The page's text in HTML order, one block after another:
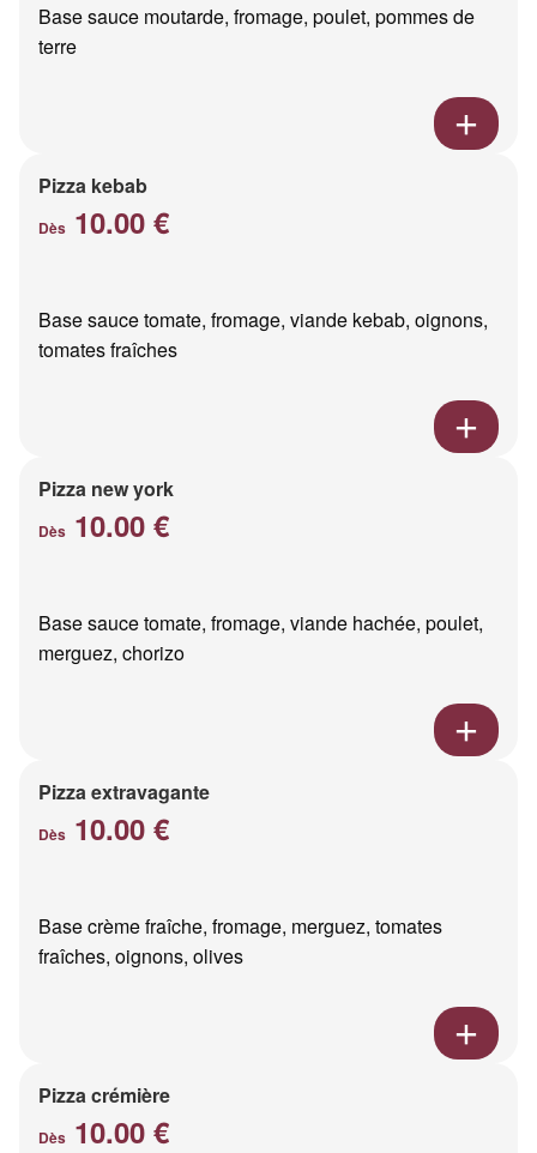
Base sauce moutarde, fromage, poulet, pommes de
terre
Pizza kebab
Dès 10.00 €
Base sauce tomate, fromage, viande kebab, oignons,
tomates fraîches
Pizza new york
Dès 10.00 €
Base sauce tomate, fromage, viande hachée, poulet,
merguez, chorizo
Pizza extravagante
Dès 10.00 €
Base crème fraîche, fromage, merguez, tomates
fraîches, oignons, olives
Pizza crémière
Dès 10.00 €